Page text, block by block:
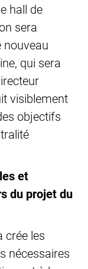
hall de
sera
nouveau
qui sera
visiblement
objectifs
et
du projet du
crée les
nécessaires